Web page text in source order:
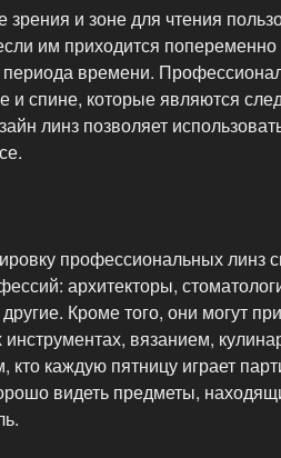
и зоне для чтения
им приходится попеременно
периода времени.
и спине, которые являются
линз позволяет
профессиональных линз
архитекторы,
Кроме того, они могут
вязанием,
кто каждую пятницу играет
видеть предметы,